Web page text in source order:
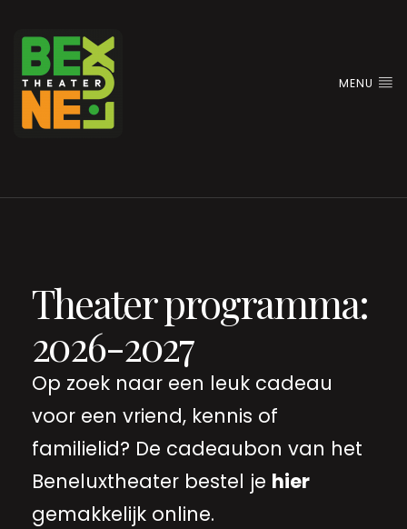
MENU
Theater programma:
2026-2027
Op zoek naar een leuk cadeau
voor een vriend, kennis of
familielid? De cadeaubon van het
Beneluxtheater bestel je hier
gemakkelijk online.